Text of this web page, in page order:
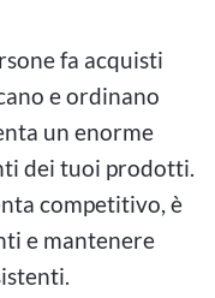
fa acquisti
e ordinano
un enorme
dei tuoi prodotti.
competitivo, è
e mantenere